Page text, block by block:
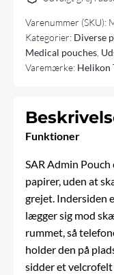
Varenummer (SKU):
Kategorier: Diverse
Medical pouches
Varemærke: Helikon
Funktioner
SAR Admin
papirer, uden at
grejet. Indersiden
lægger sig mod
rummet, så
holder den på
sidder et